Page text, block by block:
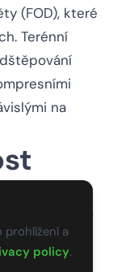
(FOD), které
Terénní
na
vlastností,
spáry a
faktory
prohlížení a
policy.